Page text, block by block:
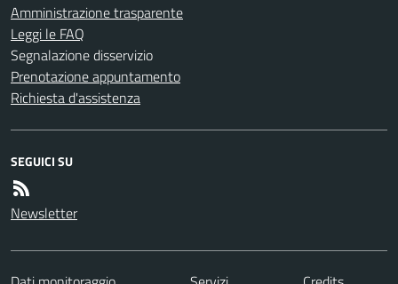
Amministrazione trasparente
Leggi le FAQ
Segnalazione disservizio
Prenotazione appuntamento
Richiesta d'assistenza
SEGUICI SU
Newsletter